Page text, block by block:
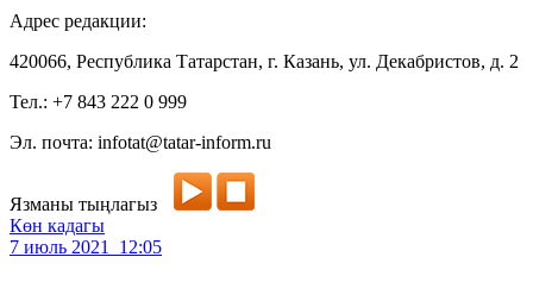
Адрес редакции:
420066, Республика Татарстан, г. Казань, ул. Декабристов, д. 2
Тел.: +7 843 222 0 999
Эл. почта: infotat@tatar-inform.ru
Язманы тыңлагыз
Көн кадагы
7 июль 2021 12:05